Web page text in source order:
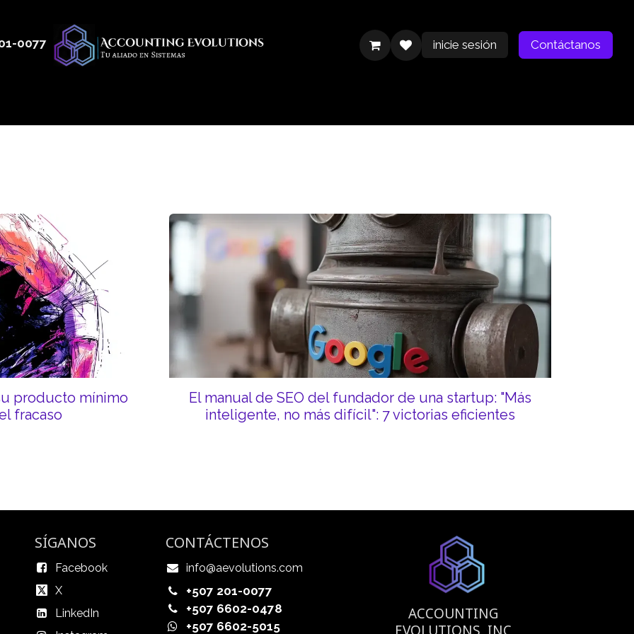
-0077 inicie sesión Contáctanos
producto mínimo
fracaso
El manual de SEO del fundador de una startup: "Más
inteligente, no más difícil": 7 victorias eficientes
SÍGANOS
Facebook
X
LinkedIn
CONTÁCTENOS
info@aevolutions.com
+507 201-0077
+507 6602-0478
+507 6602-5015
ACCOUNTING